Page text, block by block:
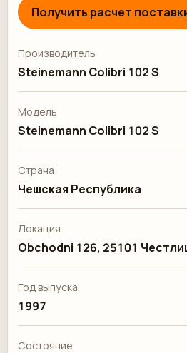
Получить расчет
Производитель
Steinemann Colibri 102 S
Модель
Steinemann Colibri 102 S
Страна
Чешская Республика
Локация
Obchodni 126, 25101
Год выпуска
1997
Состояние